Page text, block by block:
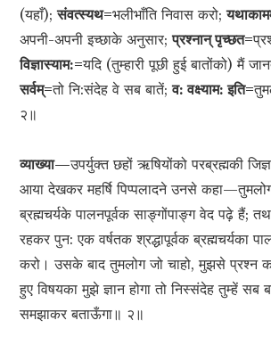
(यहाँ);संवत्स्यथ=भलीभाँति निवास करो;
अपनी-अपनी इच्छाके अनुसार;प्रश्नान् पृच्छत=
विज्ञास्याम:=यदि (तुम्हारी पूछी हुई बातोंको) मैं
सर्वम्=तो नि:संदेह वे सब बातें;व: वक्ष्याम: इति=
२॥
व्याख्या—उपर्युक्त छहों ऋषियोंको परब्रह्मकी
आया देखकर महर्षि पिप्पलादने उनसे
ब्रह्मचर्यके पालनपूर्वक साङ्गोंपाङ्ग वेद पढ़े हैं;
रहकर पुन: एक वर्षतक श्रद्धापूर्वक ब्रह्मचर्यका
करो। उसके बाद तुमलोग जो चाहो, मुझसे प्रश्न
हुए विषयका मुझे ज्ञान होगा तो निस्संदेह तुम्हें सब
समझाकर बताऊँगा॥ २॥